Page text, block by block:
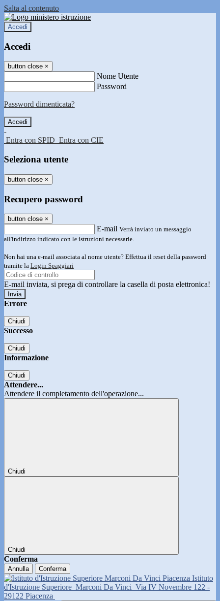
Salta al contenuto
Accedi
Accedi
button close ×
Nome Utente
Password
Password dimenticata?
-
Entra con SPID Entra con CIE
Seleziona utente
button close ×
Recupero password
button close ×
E-mail Verrà inviato un messaggio
all'indirizzo indicato con le istruzioni necessarie.
Non hai una e-mail associata al nome utente? Effettua il reset della password
tramite la Login Spaggiari
E-mail inviata, si prega di controllare la casella di posta elettronica!
Errore
Chiudi
Successo
Chiudi
Informazione
Chiudi
Attendere...
Attendere il completamento dell'operazione...
Chiudi
Chiudi
Conferma
Annulla Conferma
Istituto
d'Istruzione Superiore Marconi Da Vinci Via IV Novembre 122 -
29122 Piacenza